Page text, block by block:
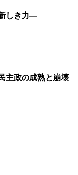
信事情が今ほ
国際郵便で原
もまだない。
すな」って怒
かった。
りが長続きし
なと思ってい
るだけで気分
やく書ける。
それでもきちん
ね、あんまり
かった人生で
二十数年前の
撫してきた。
しき力―
主政の成熟と崩壊
主政のはじまり―